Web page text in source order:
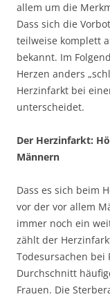
allem um die
Dass sich die
teilweise komplett
bekannt. Im
Herzen anders
Herzinfarkt bei
unterscheidet.
Der Herzinfarkt:
Männern
Dass es sich beim
vor der vor allem
immer noch ein
zählt der
Todesursachen bei
Durchschnitt
Frauen. Die